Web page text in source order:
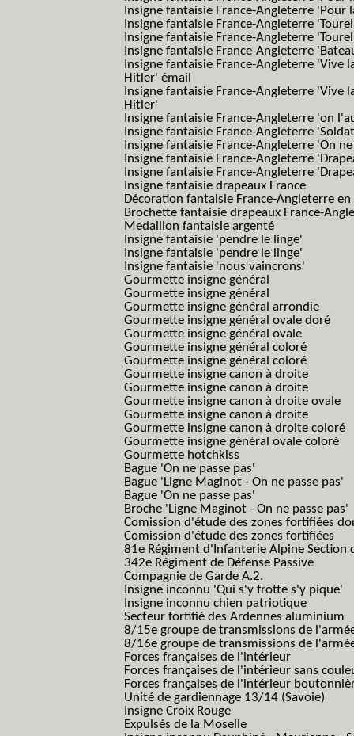
Insigne fantaisie France-Angleterre 'Pour
Insigne fantaisie France-Angleterre
Insigne fantaisie France-Angleterre
Insigne fantaisie France-Angleterre
Insigne fantaisie France-Angleterre
Hitler' émail
Insigne fantaisie France-Angleterre
Hitler'
Insigne fantaisie France-Angleterre 'on
Insigne fantaisie France-Angleterre
Insigne fantaisie France-Angleterre 'On
Insigne fantaisie France-Angleterre
Insigne fantaisie France-Angleterre
Insigne fantaisie drapeaux France
Décoration fantaisie France-Angleterre en
Brochette fantaisie drapeaux France-
Medaillon fantaisie argenté
Insigne fantaisie 'pendre le linge'
Insigne fantaisie 'pendre le linge'
Insigne fantaisie 'nous vaincrons'
Gourmette insigne général
Gourmette insigne général
Gourmette insigne général arrondie
Gourmette insigne général ovale doré
Gourmette insigne général ovale
Gourmette insigne général coloré
Gourmette insigne général coloré
Gourmette insigne canon à droite
Gourmette insigne canon à droite
Gourmette insigne canon à droite ovale
Gourmette insigne canon à droite
Gourmette insigne canon à droite coloré
Gourmette insigne général ovale coloré
Gourmette hotchkiss
Bague 'On ne passe pas'
Bague 'Ligne Maginot - On ne passe pas'
Bague 'On ne passe pas'
Broche 'Ligne Maginot - On ne passe pas'
Comission d'étude des zones fortifiées
Comission d'étude des zones fortifiées
81e Régiment d'Infanterie Alpine Section
342e Régiment de Défense Passive
Compagnie de Garde A.2.
Insigne inconnu 'Qui s'y frotte s'y pique'
Insigne inconnu chien patriotique
Secteur fortifié des Ardennes aluminium
8/15e groupe de transmissions de
8/16e groupe de transmissions de
Forces françaises de l'intérieur
Forces françaises de l'intérieur sans
Forces françaises de l'intérieur
Unité de gardiennage 13/14 (Savoie)
Insigne Croix Rouge
Expulsés de la Moselle